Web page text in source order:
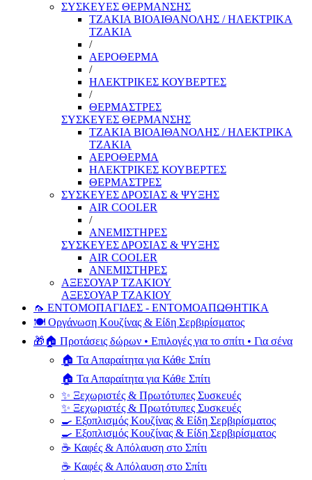
ΣΥΣΚΕΥΕΣ ΘΕΡΜΑΝΣΗΣ
ΤΖΑΚΙΑ ΒΙΟΑΙΘΑΝΟΛΗΣ / ΗΛΕΚΤΡΙΚΑ
ΤΖΑΚΙΑ
/
ΑΕΡΟΘΕΡΜΑ
/
ΗΛΕΚΤΡΙΚΕΣ ΚΟΥΒΕΡΤΕΣ
/
ΘΕΡΜΑΣΤΡΕΣ
ΣΥΣΚΕΥΕΣ ΘΕΡΜΑΝΣΗΣ
ΤΖΑΚΙΑ ΒΙΟΑΙΘΑΝΟΛΗΣ / ΗΛΕΚΤΡΙΚΑ
ΤΖΑΚΙΑ
ΑΕΡΟΘΕΡΜΑ
ΗΛΕΚΤΡΙΚΕΣ ΚΟΥΒΕΡΤΕΣ
ΘΕΡΜΑΣΤΡΕΣ
ΣΥΣΚΕΥΕΣ ΔΡΟΣΙΑΣ & ΨΥΞΗΣ
AIR COOLER
/
ΑΝΕΜΙΣΤΗΡΕΣ
ΣΥΣΚΕΥΕΣ ΔΡΟΣΙΑΣ & ΨΥΞΗΣ
AIR COOLER
ΑΝΕΜΙΣΤΗΡΕΣ
ΑΞΕΣΟΥΑΡ ΤΖΑΚΙΟΥ
ΑΞΕΣΟΥΑΡ ΤΖΑΚΙΟΥ
🦟 ΕΝΤΟΜΟΠΑΓΙΔΕΣ - ΕΝΤΟΜΟΑΠΩΘΗΤΙΚΑ
🍽️ Οργάνωση Κουζίνας & Είδη Σερβιρίσματος
🎁🏠 Προτάσεις δώρων • Επιλογές για το σπίτι • Για σένα
🏠 Τα Απαραίτητα για Κάθε Σπίτι
🏠 Τα Απαραίτητα για Κάθε Σπίτι
✨ Ξεχωριστές & Πρωτότυπες Συσκευές
✨ Ξεχωριστές & Πρωτότυπες Συσκευές
🍳 Εξοπλισμός Κουζίνας & Είδη Σερβιρίσματος
🍳 Εξοπλισμός Κουζίνας & Είδη Σερβιρίσματος
☕ Καφές & Απόλαυση στο Σπίτι
☕ Καφές & Απόλαυση στο Σπίτι